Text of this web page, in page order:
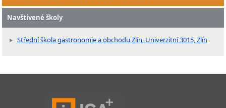
Navštívené školy
Střední škola gastronomie a obchodu Zlín, Univerzitní 3015, Zlín